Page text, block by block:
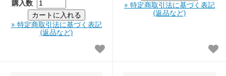
購入数
» 特定商取引法に基づく表記
(返品など)
» 特定商取引法に基づく表記
(返品など)